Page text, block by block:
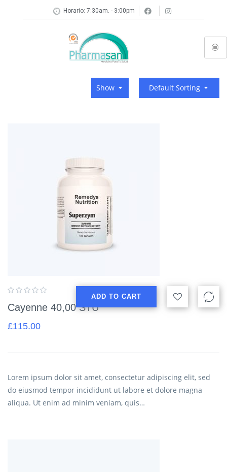
Horario: 7:30am. - 3:00pm
Default Sorting
Show
Cayenne 40,00 STU
£115.00
ADD TO CART
Lorem ipsum dolor sit amet, consectetur adipiscing elit, sed
do eiusmod tempor incididunt ut labore et dolore magna
aliqua. Ut enim ad minim veniam, quis…